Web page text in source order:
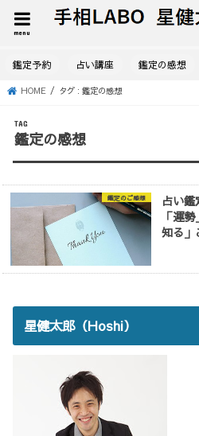
menu
鑑定予約 占い講座 鑑定の感想
HOME タグ : 鑑定の感想
TAG
鑑定の感想
鑑定のご感想
占い
「運
知る」
星健太郎（Hoshi）